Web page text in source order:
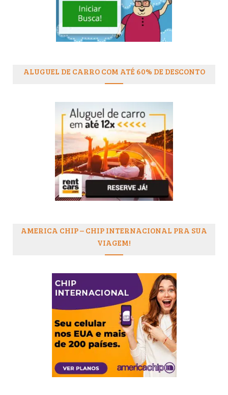
ALUGUEL DE CARRO COM ATÉ 60% DE DESCONTO
AMERICA CHIP – CHIP INTERNACIONAL PRA SUA
VIAGEM!